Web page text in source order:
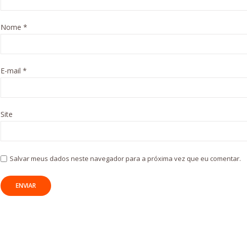
Nome *
E-mail *
Site
Salvar meus dados neste navegador para a próxima vez que eu comentar.